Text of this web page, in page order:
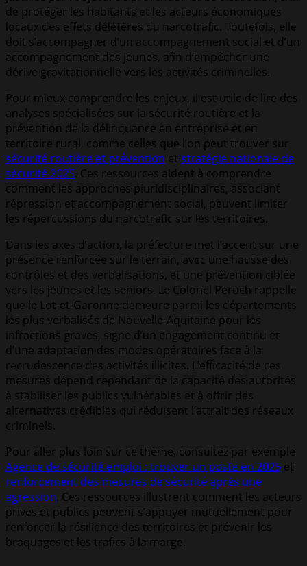
de protéger les habitants et les acteurs économiques
locaux des effets délétères du narcotrafic. Toutefois, elle
doit s’accompagner d’un accompagnement social et d’un
accompagnement des jeunes, afin d’empêcher une
dérive gravitationnelle vers les activités criminelles.
Pour mieux comprendre les enjeux, il est utile de lire des
analyses spécialisées sur la sécurité routière et la
prévention de la délinquance en entreprise et en
territoire rural, comme celles que l’on peut trouver sur
sécurité routière et prévention et stratégie nationale de
sécurité 2025. Ces ressources aident à comprendre
comment les approches pluridisciplinaires, associant
répression et accompagnement social, peuvent limiter
les répercussions du narcotrafic sur les territoires.
Dans les axes d’action, la préfecture met l’accent sur une
présence renforcée sur le terrain, avec une hausse des
contrôles et des verbalisations, et une prévention ciblée
vers les jeunes et les seniors. Le Colonel Peruch rappelle
que le Lot-et-Garonne demeure parmi les départements
les plus verbalisés de Nouvelle-Aquitaine pour les
infractions graves, signe d’un engagement continu et
d’une adaptation des modes opératoires face à la
recrudescence des activités illicites. L’efficacité de ces
mesures dépend cependant de la capacité des autorités
à stabiliser les publics vulnérables et à offrir des
alternatives crédibles qui réduisent l’attrait des réseaux
criminels.
Pour aller plus loin sur ce thème, consultez par exemple
Agence de sécurité emploi : trouver un poste en 2025 et
renforcement des mesures de sécurité après une
agression. Ces ressources illustrent comment les acteurs
privés et publics peuvent s’appuyer mutuellement pour
renforcer la résilience des territoires et prévenir les
braquages et les trafics à la marge.